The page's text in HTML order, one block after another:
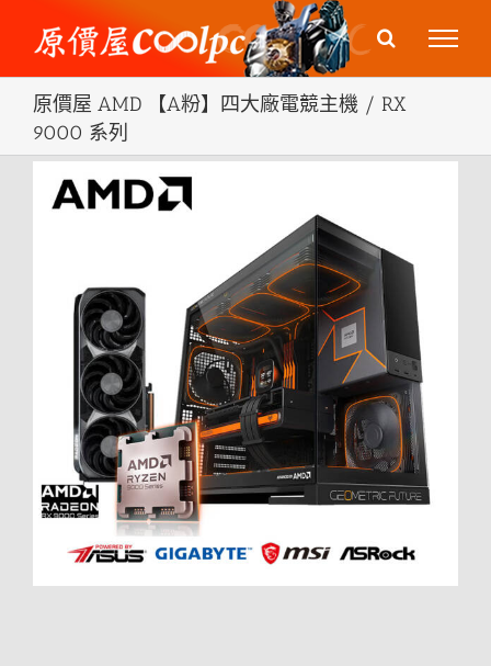
content
原價屋 AMD 【A粉】四大廠電競主機 / RX
9000 系列
View
Larger